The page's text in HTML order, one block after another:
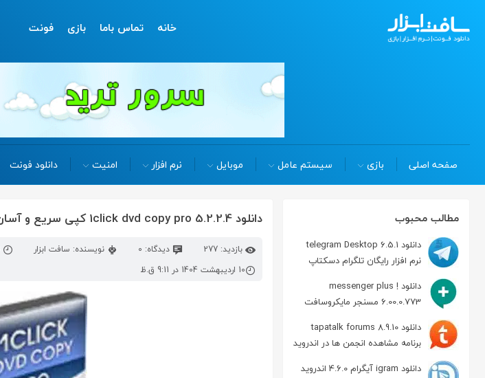
خانه تماس باما بازی فونت
صفحه اصلی بازی سیستم عامل موبایل نرم افزار امنیت دانلود فونت
مطالب محبوب
دانلود telegram Desktop 6.5.1
نرم افزار رایگان تلگرام دسکتاپ
دانلود messenger plus !
6.00.0.773 مسنجر مایکروسافت
دانلود tapatalk forums 8.9.10
برنامه مشاهده انجمن ها در اندروید
دانلود igram آیگرام 4.6.0 اندروید
دانلود 1click dvd copy pro 5.2.2.4 کپی سریع و آسان DVD
بازدید: 277 دیدگاه: 0 نویسنده: سافت ابزار
10 اردیبهشت 1404 در 9:11 ق.ظ